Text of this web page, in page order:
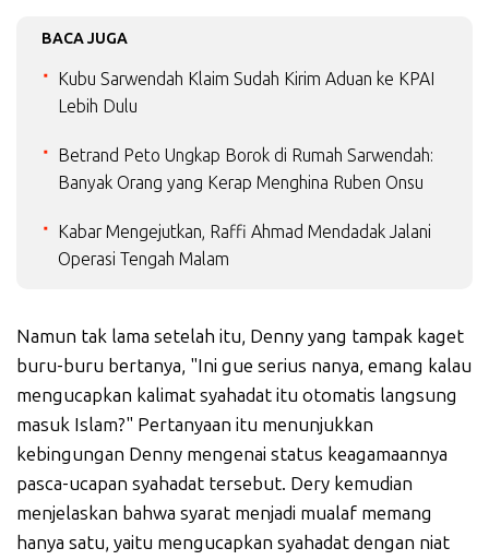
BACA JUGA
Kubu Sarwendah Klaim Sudah Kirim Aduan ke KPAI
Lebih Dulu
Betrand Peto Ungkap Borok di Rumah Sarwendah:
Banyak Orang yang Kerap Menghina Ruben Onsu
Kabar Mengejutkan, Raffi Ahmad Mendadak Jalani
Operasi Tengah Malam
Namun tak lama setelah itu, Denny yang tampak kaget
buru-buru bertanya, "Ini gue serius nanya, emang kalau
mengucapkan kalimat syahadat itu otomatis langsung
masuk Islam?" Pertanyaan itu menunjukkan
kebingungan Denny mengenai status keagamaannya
pasca-ucapan syahadat tersebut. Dery kemudian
menjelaskan bahwa syarat menjadi mualaf memang
hanya satu, yaitu mengucapkan syahadat dengan niat